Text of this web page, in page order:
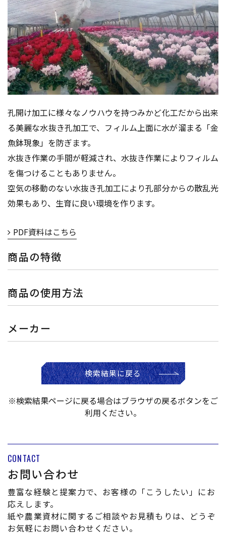
孔開け加工に様々なノウハウを持つみかど化工だから出来
る美麗な水抜き孔加工で、フィルム上面に水が溜まる「金
魚鉢現象」を防ぎます。
水抜き作業の手間が軽減され、水抜き作業によりフィルム
を傷つけることもありません。
空気の移動のない水抜き孔加工により孔部分からの散乱光
効果もあり、生育に良い環境を作ります。
PDF資料はこちら
商品の特徴
商品の使用方法
メーカー
検索結果に戻る
※検索結果ページに戻る場合はブラウザの戻るボタンをご
利用ください。
CONTACT
お問い合わせ
豊富な経験と提案力で、お客様の「こうしたい」にお
応えします。
紙や農業資材に関するご相談やお見積もりは、どうぞ
お気軽にお問い合わせください。